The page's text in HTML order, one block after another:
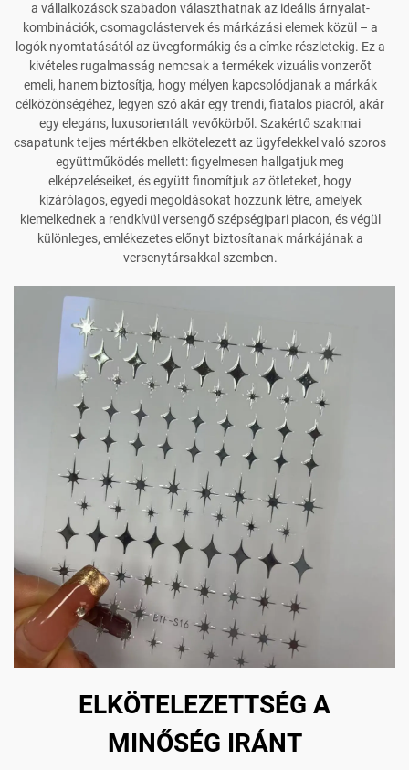
a vállalkozások szabadon választhatnak az ideális árnyalat-
kombinációk, csomagolástervek és márkázási elemek közül – a
logók nyomtatásától az üvegformákig és a címke részletekig. Ez a
kivételes rugalmasság nemcsak a termékek vizuális vonzerőt
emeli, hanem biztosítja, hogy mélyen kapcsolódjanak a márkák
célközönségéhez, legyen szó akár egy trendi, fiatalos piacról, akár
egy elegáns, luxusorientált vevőkörből. Szakértő szakmai
csapatunk teljes mértékben elkötelezett az ügyfelekkel való szoros
együttműködés mellett: figyelmesen hallgatjuk meg
elképzeléseiket, és együtt finomítjuk az ötleteket, hogy
kizárólagos, egyedi megoldásokat hozzunk létre, amelyek
kiemelkednek a rendkívül versengő szépségipari piacon, és végül
különleges, emlékezetes előnyt biztosítanak márkájának a
versenytársakkal szemben.
ELKÖTELEZETTSÉG A
MINŐSÉG IRÁNT